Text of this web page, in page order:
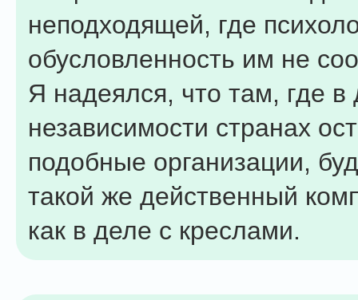
неподходящей, где
обусловленность им не
Я надеялся, что там, где в
независимости странах
подобные организации,
такой же действенный
как в деле с креслами.